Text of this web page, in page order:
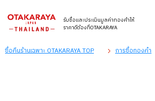
รับซื้อและประเมินมูลค่าทองคำให้
ราคาดีต้องที่OTAKARAYA
ซื้อคืนร้านเฉพาะ OTAKARAYA TOP การซื้อทองคำ